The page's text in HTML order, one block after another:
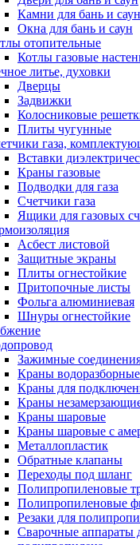
Камни для бань и саун
Окна для бань и саун
отопительные
Котлы газовые
литье, духовки
Дверцы
Задвижки
Колосниковые
Плиты чугунные
газа,
Вставки
Краны газовые
Подводки для газа
Счетчики газа
Ящики для газовых
Асбест листовой
Защитные экраны
Плиты огнестойкие
Притопочные листы
Фольга алюминиевая
Шнуры огнестойкие
Зажимные
Краны водоразборные
Краны для
Краны
Краны шаровые
Краны шаровые с
Металлопластик
Обратные клапаны
Переходы под шланг
Полипропиленовые
Полипропиленовые
Резаки для
Сварочные аппараты